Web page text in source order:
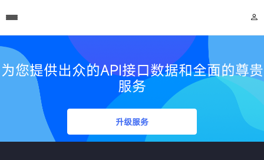
为您提供出众的API接口数据和全面的尊贵
服务
升级服务